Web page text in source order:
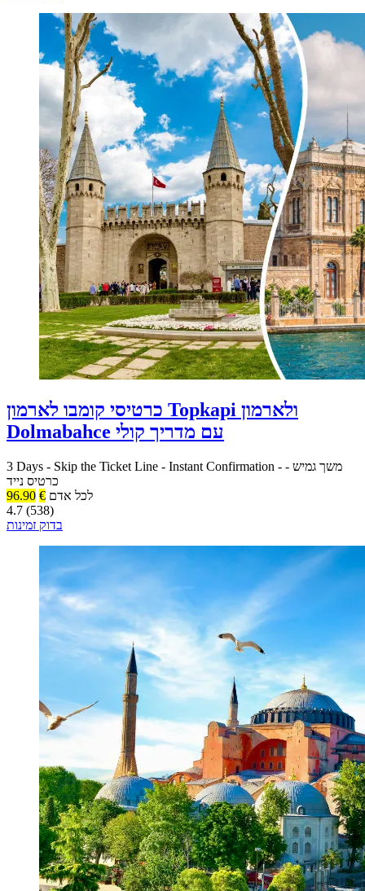
כרטיסי קומבו לארמון Topkapi ולארמון
Dolmabahce עם מדריך קולי
3 Days - Skip the Ticket Line - Instant Confirmation - משך גמיש -
כרטיס נייד
לכל אדם €
96.90
4.7 (538)
בדוק זמינות